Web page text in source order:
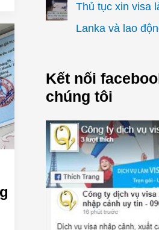
Thủ tục xin visa
Lanka và lao
Kết nối
chúng tôi